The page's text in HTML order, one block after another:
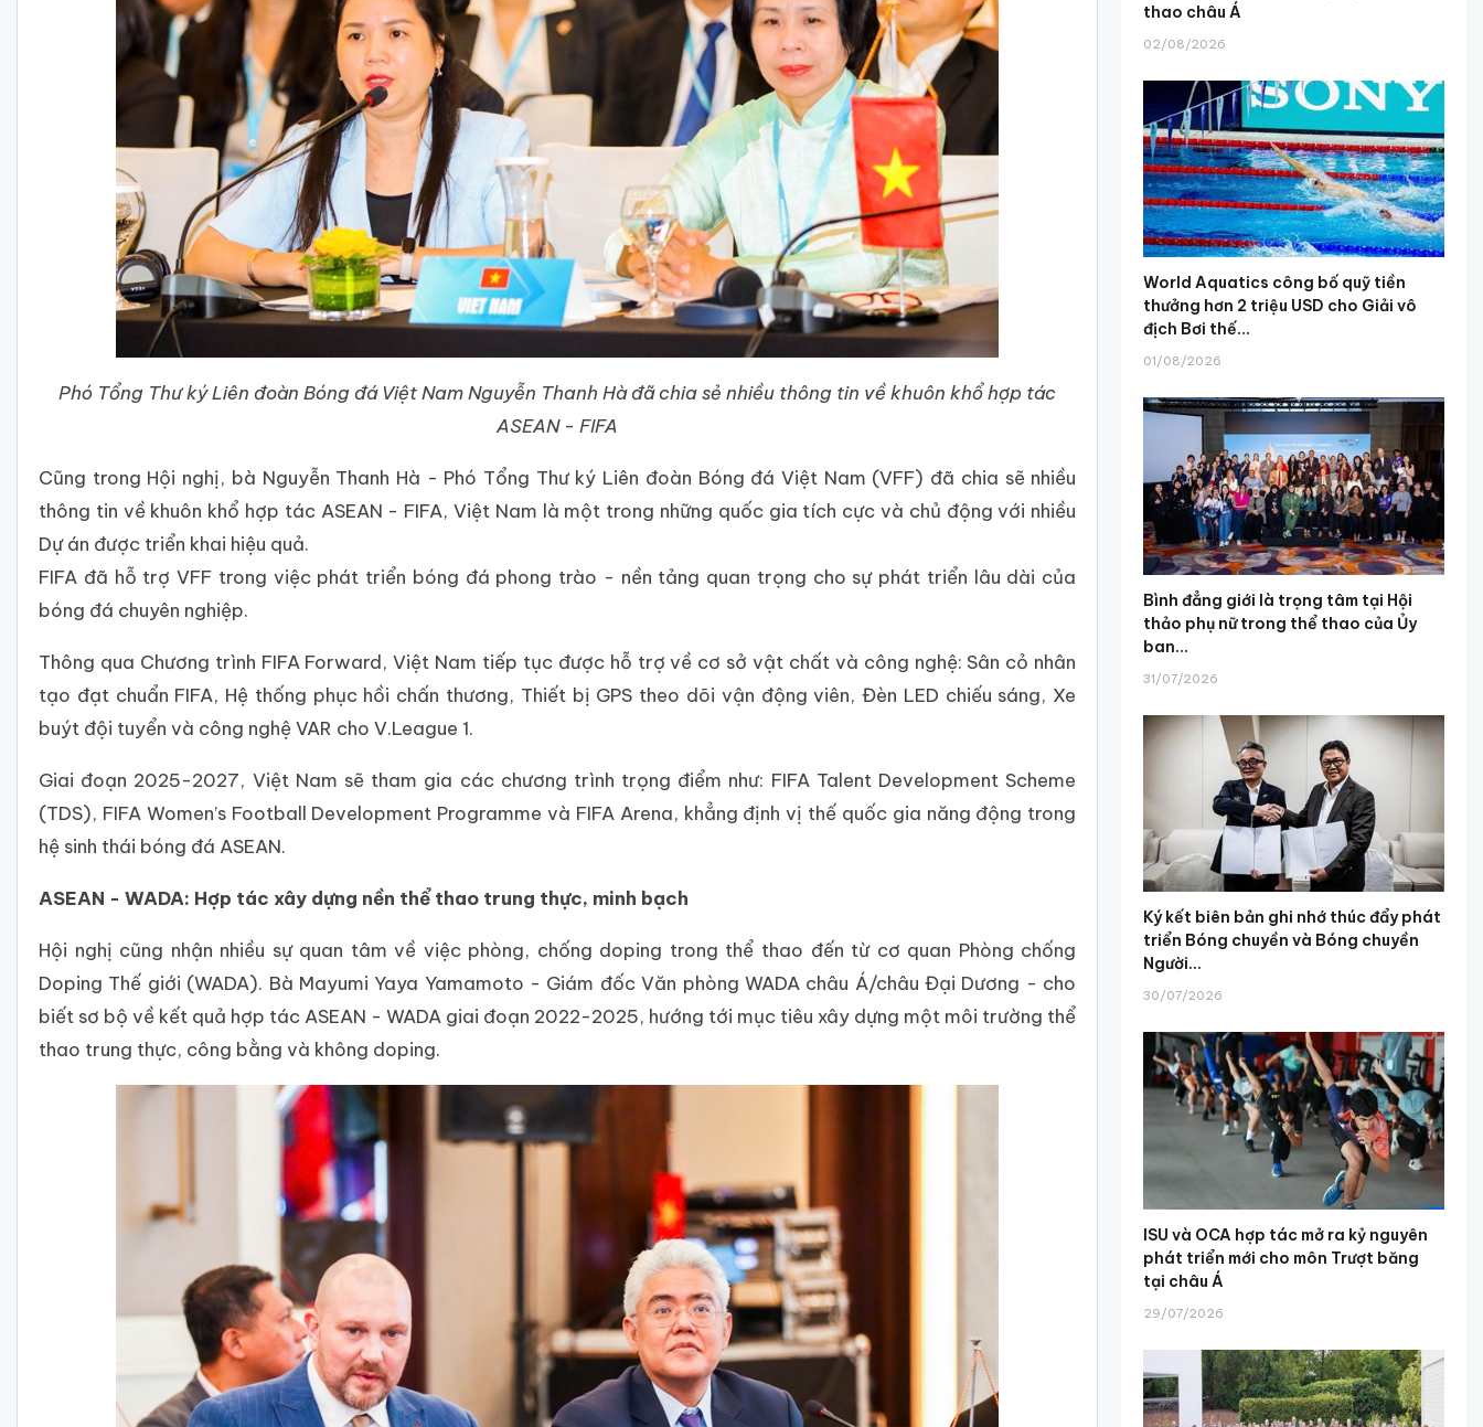
Phó Tổng Thư ký Liên đoàn Bóng đá Việt Nam Nguyễn Thanh Hà đã chia sẻ nhiều thông tin về khuôn khổ hợp tác
ASEAN - FIFA
Cũng trong Hội nghị, bà Nguyễn Thanh Hà - Phó Tổng Thư ký Liên đoàn Bóng đá Việt Nam (VFF) đã chia sẽ nhiều
thông tin về khuôn khổ hợp tác ASEAN - FIFA, Việt Nam là một trong những quốc gia tích cực và chủ động với nhiều
Dự án được triển khai hiệu quả.
FIFA đã hỗ trợ VFF trong việc phát triển bóng đá phong trào - nền tảng quan trọng cho sự phát triển lâu dài của
bóng đá chuyên nghiệp.
Thông qua Chương trình FIFA Forward, Việt Nam tiếp tục được hỗ trợ về cơ sở vật chất và công nghệ: Sân cỏ nhân
tạo đạt chuẩn FIFA, Hệ thống phục hồi chấn thương, Thiết bị GPS theo dõi vận động viên, Đèn LED chiếu sáng, Xe
buýt đội tuyển và công nghệ VAR cho V.League 1.
Giai đoạn 2025-2027, Việt Nam sẽ tham gia các chương trình trọng điểm như: FIFA Talent Development Scheme
(TDS), FIFA Women’s Football Development Programme và FIFA Arena, khẳng định vị thế quốc gia năng động trong
hệ sinh thái bóng đá ASEAN.
ASEAN - WADA: Hợp tác xây dựng nền thể thao trung thực, minh bạch
Hội nghị cũng nhận nhiều sự quan tâm về việc phòng, chống doping trong thể thao đến từ cơ quan Phòng chống
Doping Thế giới (WADA). Bà Mayumi Yaya Yamamoto - Giám đốc Văn phòng WADA châu Á/châu Đại Dương - cho
biết sơ bộ về kết quả hợp tác ASEAN - WADA giai đoạn 2022-2025, hướng tới mục tiêu xây dựng một môi trường thể
thao trung thực, công bằng và không doping.
thao châu Á
02/08/2026
World Aquatics công bố quỹ tiền
thưởng hơn 2 triệu USD cho Giải vô
địch Bơi thế...
01/08/2026
Bình đẳng giới là trọng tâm tại Hội
thảo phụ nữ trong thể thao của Ủy
ban...
31/07/2026
Ký kết biên bản ghi nhớ thúc đẩy phát
triển Bóng chuyền và Bóng chuyền
Người...
30/07/2026
ISU và OCA hợp tác mở ra kỷ nguyên
phát triển mới cho môn Trượt băng
tại châu Á
29/07/2026